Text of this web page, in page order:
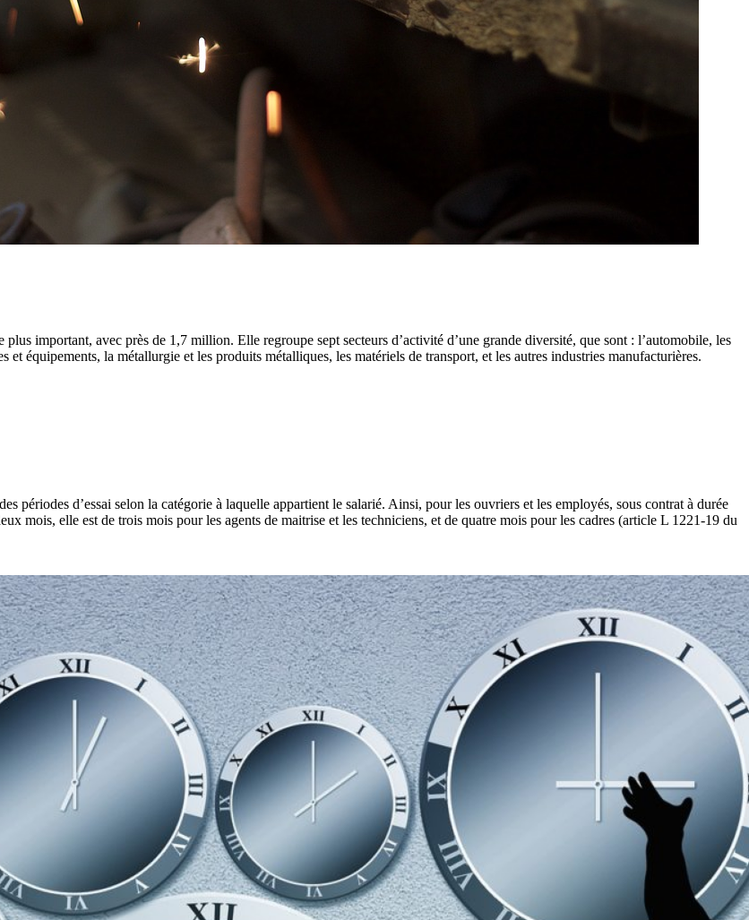
important, avec près de 1,7 million. Elle regroupe sept secteurs d’activité d’une grande diversité, que sont : l’automobile, les
équipements, la métallurgie et les produits métalliques, les matériels de transport, et les autres industries manufacturières.
périodes d’essai selon la catégorie à laquelle appartient le salarié. Ainsi, pour les ouvriers et les employés, sous contrat à durée
mois, elle est de trois mois pour les agents de maitrise et les techniciens, et de quatre mois pour les cadres (article L 1221-19 du